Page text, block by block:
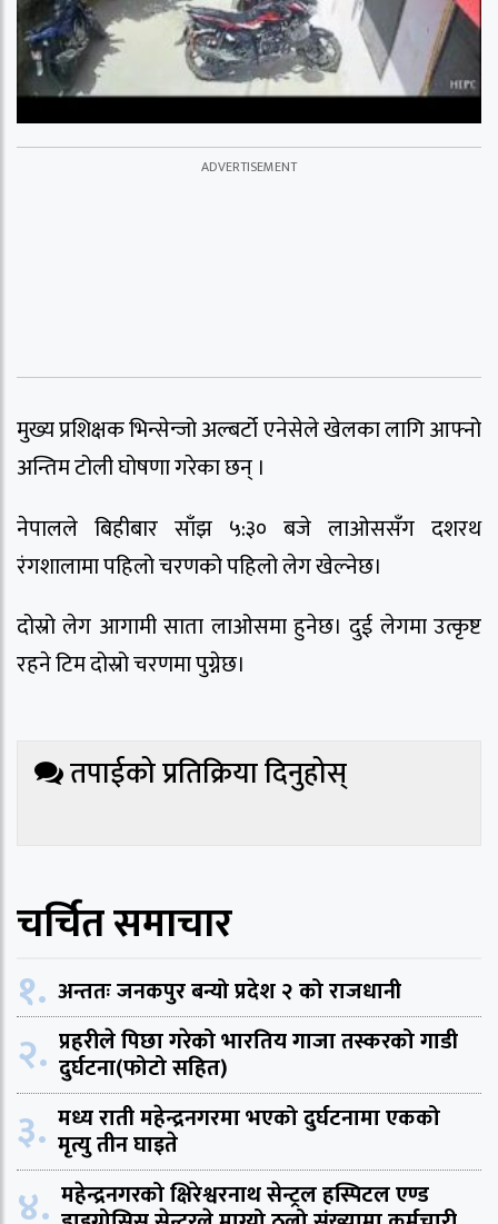
मुख्य प्रशिक्षक भिन्सेन्जो अल्बर्टो एनेसेले खेलका लागि आफ्नो
अन्तिम टोली घोषणा गरेका छन् ।
नेपालले बिहीबार साँझ ५:३० बजे लाओससँग दशरथ
रंगशालामा पहिलो चरणको पहिलो लेग खेल्नेछ।
दोस्रो लेग आगामी साता लाओसमा हुनेछ। दुई लेगमा उत्कृष्ट
रहने टिम दोस्रो चरणमा पुग्नेछ।
तपाईको प्रतिक्रिया दिनुहोस्
चर्चित समाचार
१. अन्ततः जनकपुर बन्यो प्रदेश २ को राजधानी
२. प्रहरीले पिछा गरेको भारतिय गाजा तस्करको गाडी
दुर्घटना(फोटो सहित)
३. मध्य राती महेन्द्रनगरमा भएको दुर्घटनामा एकको
मृत्यु तीन घाइते
४. महेन्द्रनगरको क्षिरेश्वरनाथ सेन्ट्रल हस्पिटल एण्ड